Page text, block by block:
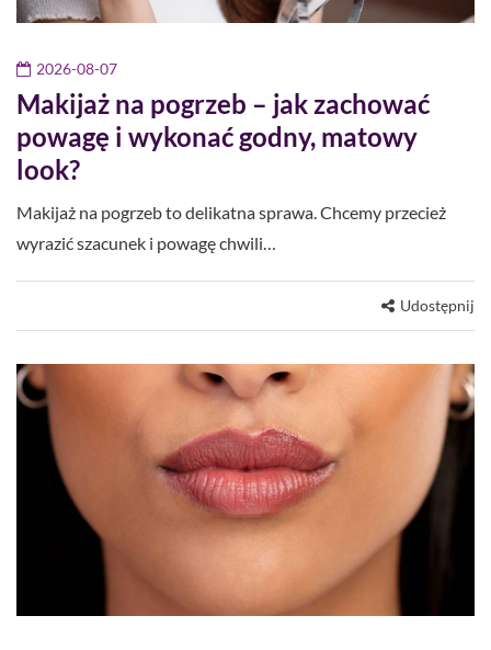
2026-08-07
Makijaż na pogrzeb – jak zachować
powagę i wykonać godny, matowy
look?
Makijaż na pogrzeb to delikatna sprawa. Chcemy przecież
wyrazić szacunek i powagę chwili…
Udostępnij